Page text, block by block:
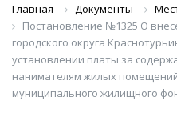
Главная Документы
Постановление №1325 О
городского округа
установлении платы за
нанимателям жилых помещений
муниципального жилищного